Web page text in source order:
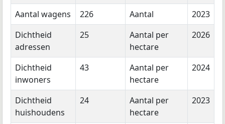
Aantal wagens 226 Aantal
2023
Dichtheid
adressen
25
Aantal per
hectare
2026
Dichtheid
inwoners
43
Aantal per
hectare
2024
Dichtheid
huishoudens
24
Aantal per
hectare
2023